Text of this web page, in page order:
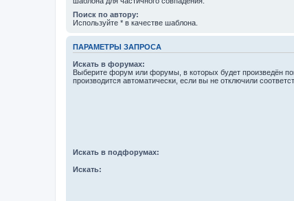
Поиск по автору:
Используйте * в качестве шаблона.
ПАРАМЕТРЫ ЗАПРОСА
Искать в форумах:
Выберите форум или форумы, в которых будет произведён
производится автоматически, если вы не отключили
Искать в подфорумах:
Искать: